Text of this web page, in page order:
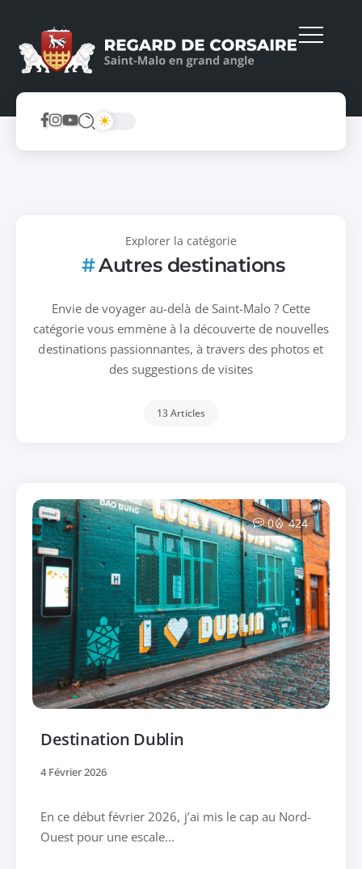
Explorer la catégorie
Autres destinations
Envie de voyager au-delà de Saint-Malo ? Cette
catégorie vous emmène à la découverte de nouvelles
destinations passionnantes, à travers des photos et
des suggestions de visites
13 Articles
0 424
Destination Dublin
4 Février 2026
En ce début février 2026, j’ai mis le cap au Nord-
Ouest pour une escale...